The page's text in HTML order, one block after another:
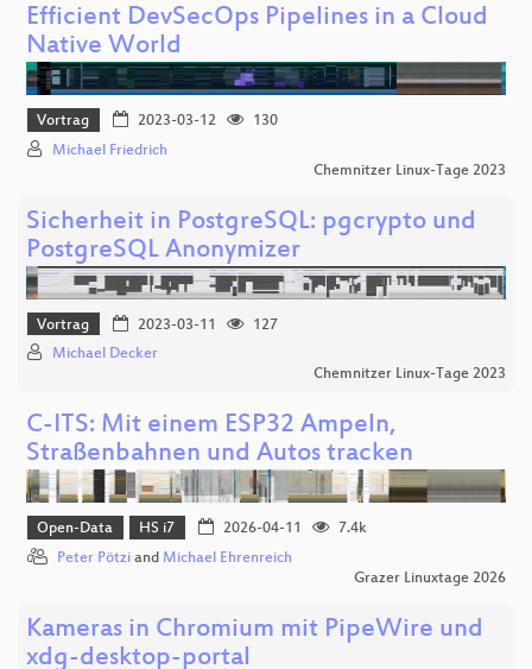
Efficient DevSecOps Pipelines in a Cloud
Native World
Vortrag 2023-03-12
130
Michael Friedrich
Chemnitzer Linux-Tage 2023
Sicherheit in PostgreSQL: pgcrypto und
PostgreSQL Anonymizer
Vortrag 2023-03-11
127
Michael Decker
Chemnitzer Linux-Tage 2023
C-ITS: Mit einem ESP32 Ampeln,
Straßenbahnen und Autos tracken
Open-Data HS i7 2026-04-11
7.4k
Peter Pötzi and Michael Ehrenreich
Grazer Linuxtage 2026
Kameras in Chromium mit PipeWire und
xdg-desktop-portal